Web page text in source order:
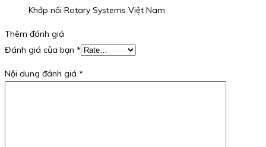
Khớp nối Rotary Systems Việt Nam
Thêm đánh giá
Đánh giá của bạn *
Nội dung đánh giá *